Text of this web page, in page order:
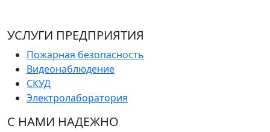
УСЛУГИ ПРЕДПРИЯТИЯ
Пожарная безопасность
Видеонаблюдение
СКУД
Электролаборатория
С НАМИ НАДЕЖНО